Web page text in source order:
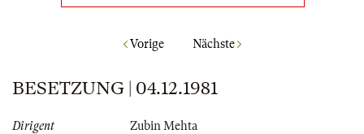
Vorige Nächste
BESETZUNG | 04.12.1981
Dirigent
Zubin Mehta